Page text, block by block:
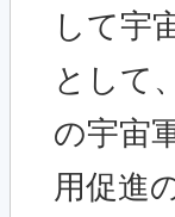
して宇
として
の宇宙
用促進